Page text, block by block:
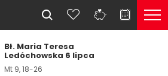
Bł. Maria Teresa
Ledóchowska 6 lipca
Mt 9, 18-26